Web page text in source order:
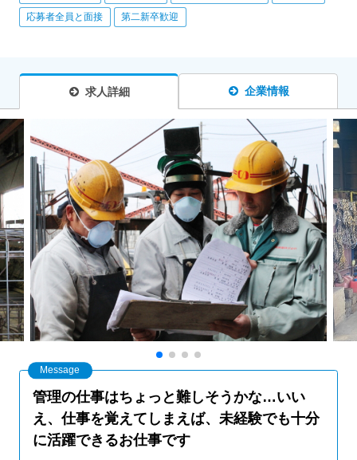
応募者全員と面接 第二新卒歓迎
求人詳細 企業情報
管理の仕事はちょっと難しそうかな…いい
え、仕事を覚えてしまえば、未経験でも十分
に活躍できるお仕事です